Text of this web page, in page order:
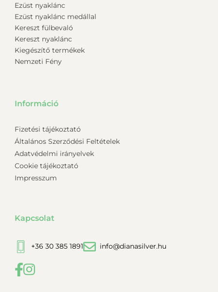
Ezüst nyaklánc
Ezüst nyaklánc medállal
Kereszt fülbevaló
Kereszt nyaklánc
Kiegészítő termékek
Nemzeti Fény
Információ
Fizetési tájékoztató
Általános Szerződési Feltételek
Adatvédelmi irányelvek
Cookie tájékoztató
Impresszum
Kapcsolat
+36 30 385 1891 info@dianasilver.hu